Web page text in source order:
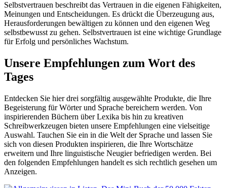
Selbstvertrauen beschreibt das Vertrauen in die eigenen Fähigkeiten,
Meinungen und Entscheidungen. Es drückt die Überzeugung aus,
Herausforderungen bewältigen zu können und den eigenen Weg
selbstbewusst zu gehen. Selbstvertrauen ist eine wichtige Grundlage
für Erfolg und persönliches Wachstum.
Unsere Empfehlungen zum Wort des
Tages
Entdecken Sie hier drei sorgfältig ausgewählte Produkte, die Ihre
Begeisterung für Wörter und Sprache bereichern werden. Von
inspirierenden Büchern über Lexika bis hin zu kreativen
Schreibwerkzeugen bieten unsere Empfehlungen eine vielseitige
Auswahl. Tauchen Sie ein in die Welt der Sprache und lassen Sie
sich von diesen Produkten inspirieren, die Ihre Wortschätze
erweitern und Ihre linguistische Neugier befriedigen werden. Bei
den folgenden Empfehlungen handelt es sich rechtlich gesehen um
Anzeigen.